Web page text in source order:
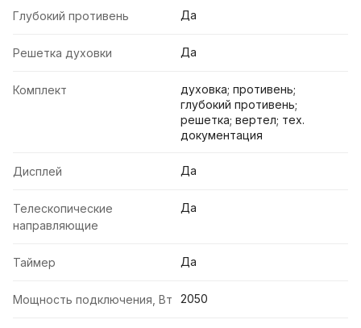
Глубокий противень Да
Решетка духовки Да
Комплект
духовка; противень;
глубокий противень;
решетка; вертел; тех.
документация
Дисплей Да
Телескопические
направляющие
Да
Таймер Да
Мощность подключения, Вт 2050